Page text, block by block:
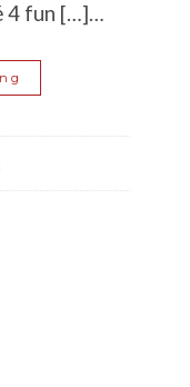
4 fun […]…